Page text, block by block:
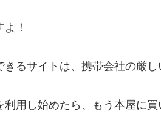
！
きるサイトは、携帯会社の厳
利用し始めたら、もう本屋に